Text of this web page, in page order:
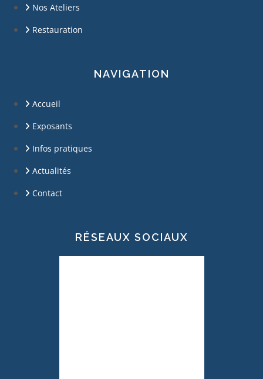
Nos Ateliers
Restauration
NAVIGATION
Accueil
Exposants
Infos pratiques
Actualités
Contact
RÉSEAUX SOCIAUX